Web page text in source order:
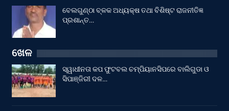
ବେଲଗୁଣ୍ଠା ବ୍ଳକ ଅଧ୍ୟକ୍ଷ ତଥା ବିଶିଷ୍ଟ ରାଜନୀତିଜ୍ଞ
ପ୍ରଶାନ୍ତ…
ଖେଳ
ସ୍ୱାଧୀନତା କପ ଫୁଟବଲ ଚମ୍ପିୟାନସିପରେ ବାଲିଗୁଡା ଓ
ସିପାଞ୍ଜିରୀ ଦଳ…